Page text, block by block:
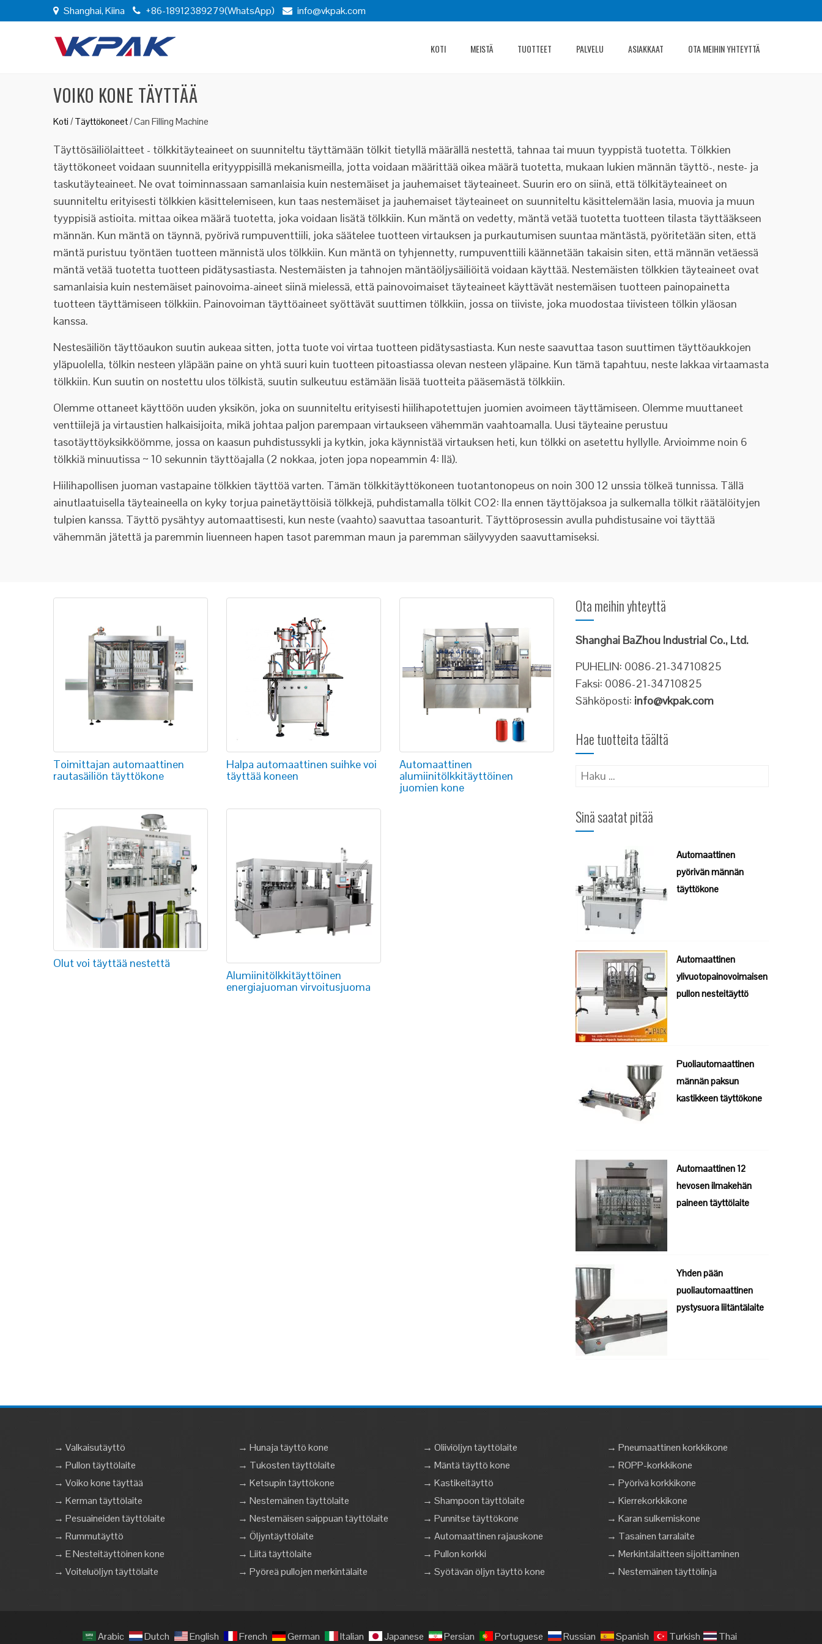
Shanghai, Kiina +86-18912389279(WhatsApp) info@vkpak.com
KOTI MEISTÄ TUOTTEET PALVELU ASIAKKAAT OTA MEIHIN YHTEYTTÄ
VOIKO KONE TÄYTTÄÄ
Koti /Täyttökoneet/Can Filling Machine
Täyttösäiliölaitteet - tölkkitäyteaineet on suunniteltu täyttämään tölkit tietyllä määrällä nestettä, tahnaa tai muun tyyppistä tuotetta. Tölkkien
täyttökoneet voidaan suunnitella erityyppisillä mekanismeilla, jotta voidaan määrittää oikea määrä tuotetta, mukaan lukien männän täyttö-, neste- ja
taskutäyteaineet. Ne ovat toiminnassaan samanlaisia kuin nestemäiset ja jauhemaiset täyteaineet. Suurin ero on siinä, että tölkitäyteaineet on
suunniteltu erityisesti tölkkien käsittelemiseen, kun taas nestemäiset ja jauhemaiset täyteaineet on suunniteltu käsittelemään lasia, muovia ja muun
tyyppisiä astioita. mittaa oikea määrä tuotetta, joka voidaan lisätä tölkkiin. Kun mäntä on vedetty, mäntä vetää tuotetta tuotteen tilasta täyttääkseen
männän. Kun mäntä on täynnä, pyörivä rumpuventtiili, joka säätelee tuotteen virtauksen ja purkautumisen suuntaa mäntästä, pyöritetään siten, että
mäntä puristuu työntäen tuotteen männistä ulos tölkkiin. Kun mäntä on tyhjennetty, rumpuventtiili käännetään takaisin siten, että männän vetäessä
mäntä vetää tuotetta tuotteen pidätysastiasta. Nestemäisten ja tahnojen mäntäöljysäiliöitä voidaan käyttää. Nestemäisten tölkkien täyteaineet ovat
samanlaisia kuin nestemäiset painovoima-aineet siinä mielessä, että painovoimaiset täyteaineet käyttävät nestemäisen tuotteen painopainetta
tuotteen täyttämiseen tölkkiin. Painovoiman täyttöaineet syöttävät suuttimen tölkkiin, jossa on tiiviste, joka muodostaa tiivisteen tölkin yläosan
kanssa.
Nestesäiliön täyttöaukon suutin aukeaa sitten, jotta tuote voi virtaa tuotteen pidätysastiasta. Kun neste saavuttaa tason suuttimen täyttöaukkojen
yläpuolella, tölkin nesteen yläpään paine on yhtä suuri kuin tuotteen pitoastiassa olevan nesteen yläpaine. Kun tämä tapahtuu, neste lakkaa virtaamasta
tölkkiin. Kun suutin on nostettu ulos tölkistä, suutin sulkeutuu estämään lisää tuotteita pääsemästä tölkkiin.
Olemme ottaneet käyttöön uuden yksikön, joka on suunniteltu erityisesti hiilihapotettujen juomien avoimeen täyttämiseen. Olemme muuttaneet
venttiilejä ja virtaustien halkaisijoita, mikä johtaa paljon parempaan virtaukseen vähemmän vaahtoamalla. Uusi täyteaine perustuu
tasotäyttöyksikköömme, jossa on kaasun puhdistussykli ja kytkin, joka käynnistää virtauksen heti, kun tölkki on asetettu hyllylle. Arvioimme noin 6
tölkkiä minuutissa ~ 10 sekunnin täyttöajalla (2 nokkaa, joten jopa nopeammin 4: llä).
Hiilihapollisen juoman vastapaine tölkkien täyttöä varten. Tämän tölkkitäyttökoneen tuotantonopeus on noin 300 12 unssia tölkeä tunnissa. Tällä
ainutlaatuisella täyteaineella on kyky torjua painetäyttöisiä tölkkejä, puhdistamalla tölkit CO2: lla ennen täyttöjaksoa ja sulkemalla tölkit räätälöityjen
tulpien kanssa. Täyttö pysähtyy automaattisesti, kun neste (vaahto) saavuttaa tasoanturit. Täyttöprosessin avulla puhdistusaine voi täyttää
vähemmän jätettä ja paremmin liuenneen hapen tasot paremman maun ja paremman säilyvyyden saavuttamiseksi.
Toimittajan automaattinen
rautasäiliön täyttökone
Halpa automaattinen suihke voi
täyttää koneen
Automaattinen
alumiinitölkkitäyttöinen
juomien kone
Olut voi täyttää nestettä
Alumiinitölkkitäyttöinen
energiajuoman virvoitusjuoma
Ota meihin yhteyttä
Shanghai BaZhou Industrial Co., Ltd.
PUHELIN: 0086-21-34710825
Faksi: 0086-21-34710825
Sähköposti: info@vkpak.com
Hae tuotteita täältä
Haku:
Sinä saatat pitää
Automaattinen
pyörivän männän
täyttökone
Automaattinen
ylivuotopainovoimaisen
pullon nesteitäyttö
Puoliautomaattinen
männän paksun
kastikkeen täyttökone
Automaattinen 12
hevosen ilmakehän
paineen täyttölaite
Yhden pään
puoliautomaattinen
pystysuora liitäntälaite
→ Valkaisutäyttö
→ Pullon täyttölaite
→ Voiko kone täyttää
→ Kerman täyttölaite
→ Pesuaineiden täyttölaite
→ Rummutäyttö
→ E Nesteitäyttöinen kone
→ Voiteluöljyn täyttölaite
→ Hunaja täyttö kone
→ Tukosten täyttölaite
→ Ketsupin täyttökone
→ Nestemäinen täyttölaite
→ Nestemäisen saippuan täyttölaite
→ Öljyntäyttölaite
→ Liitä täyttölaite
→ Pyöreä pullojen merkintälaite
→ Oliiviöljyn täyttölaite
→ Mäntä täyttö kone
→ Kastikeitäyttö
→ Shampoon täyttölaite
→ Punnitse täyttökone
→ Automaattinen rajauskone
→ Pullon korkki
→ Syötävän öljyn täyttö kone
→ Pneumaattinen korkkikone
→ ROPP-korkkikone
→ Pyörivä korkkikone
→ Kierrekorkkikone
→ Karan sulkemiskone
→ Tasainen tarralaite
→ Merkintälaitteen sijoittaminen
→ Nestemäinen täyttölinja
Arabic Dutch English French German Italian Japanese Persian Portuguese Russian Spanish Turkish
Thai